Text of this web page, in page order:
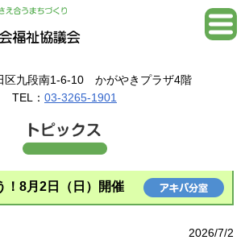
区九段南1-6-10 かがやきプラザ4階
TEL： 03-3265-1901
！8月2日（日）開催
2026/7/2